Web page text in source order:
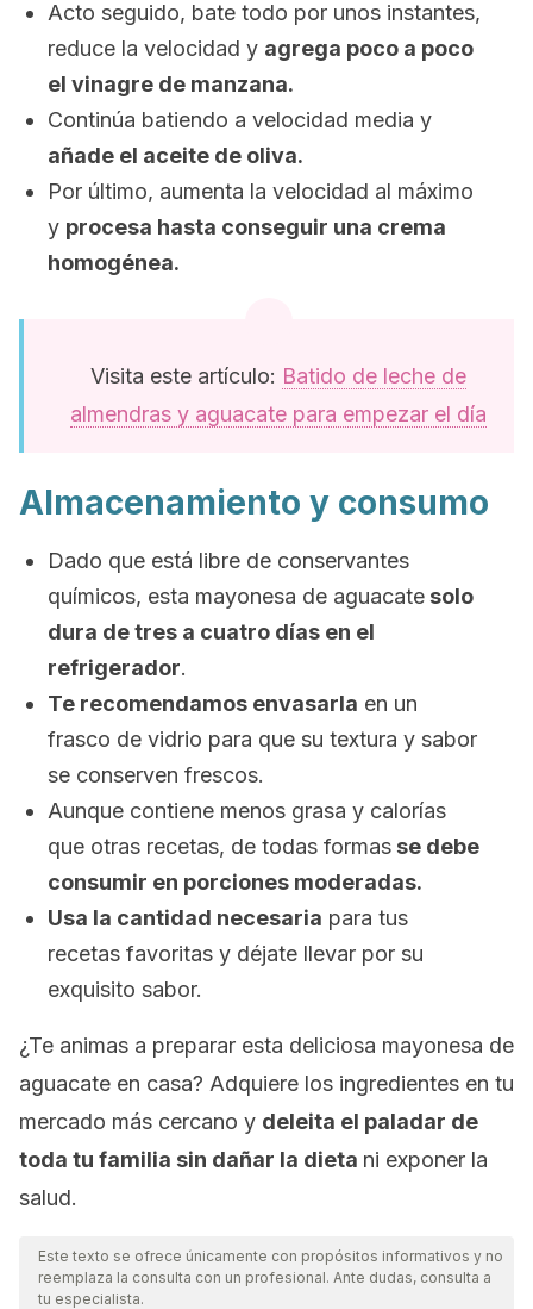
Acto seguido, bate todo por unos instantes,
reduce la velocidad y agrega poco a poco
el vinagre de manzana.
Continúa batiendo a velocidad media y
añade el aceite de oliva.
Por último, aumenta la velocidad al máximo
y procesa hasta conseguir una crema
homogénea.
Visita este artículo: Batido de leche de
almendras y aguacate para empezar el día
Almacenamiento y consumo
Dado que está libre de conservantes
químicos, esta mayonesa de aguacate solo
dura de tres a cuatro días en el
refrigerador.
Te recomendamos envasarla en un
frasco de vidrio para que su textura y sabor
se conserven frescos.
Aunque contiene menos grasa y calorías
que otras recetas, de todas formas se debe
consumir en porciones moderadas.
Usa la cantidad necesaria para tus
recetas favoritas y déjate llevar por su
exquisito sabor.
¿Te animas a preparar esta deliciosa mayonesa de
aguacate en casa? Adquiere los ingredientes en tu
mercado más cercano y deleita el paladar de
toda tu familia sin dañar la dieta ni exponer la
salud.
Este texto se ofrece únicamente con propósitos informativos y no
reemplaza la consulta con un profesional. Ante dudas, consulta a
tu especialista.